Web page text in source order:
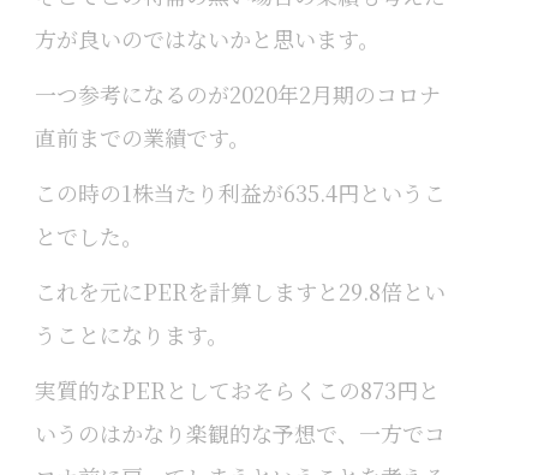
方が良いのではないかと思います。
一つ参考になるのが2020年2月期のコロナ
直前までの業績です。
この時の1株当たり利益が635.4円というこ
とでした。
これを元にPERを計算しますと29.8倍とい
うことになります。
実質的なPERとしておそらくこの873円と
いうのはかなり楽観的な予想で、一方でコ